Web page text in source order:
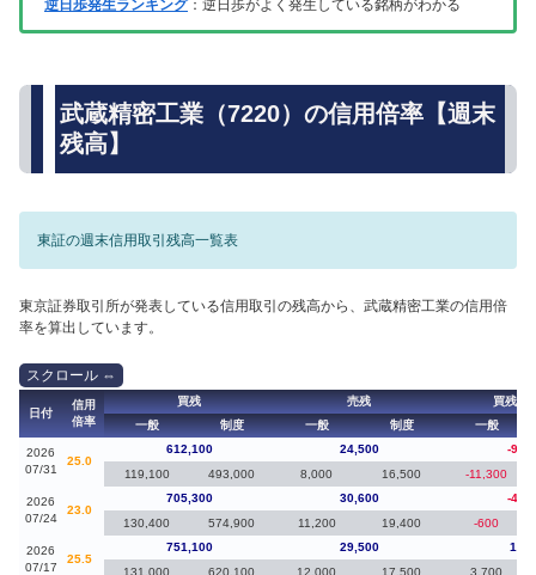
逆日歩発生ランキング：逆日歩がよく発生している銘柄がわかる
武蔵精密工業（7220）の信用倍率【週末
残高】
東証の週末信用取引残高一覧表
東京証券取引所が発表している信用取引の残高から、武蔵精密工業の信用倍
率を算出しています。
日付
信用
倍率
買残 売残
買残（
一般
制度 一般 制度 一般
2026
07/31
25.0
612,100 24,500
-
119,100
493,000 8,000 16,500 -11,300
2026
07/24
23.0
705,300 30,600
-
130,400
574,900 11,200 19,400 -600
2026
07/17
25.5
751,100 29,500